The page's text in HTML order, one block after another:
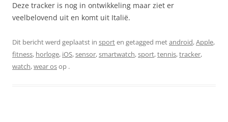
Deze tracker is nog in ontwikkeling maar ziet er
veelbelovend uit en komt uit Italië.
Dit bericht werd geplaatst in sporten getagged metandroid,Apple,
fitness, horloge, iOS,sensor,smartwatch,sport,tennis,tracker,
watch,wear osop .